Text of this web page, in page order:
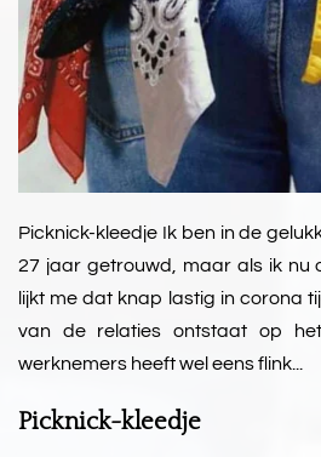
Picknick-kleedje Ik ben in de
27 jaar getrouwd, maar als ik nu
lijkt me dat knap lastig in corona
van de relaties ontstaat op
werknemers heeft wel eens flink...
Picknick-kleedje